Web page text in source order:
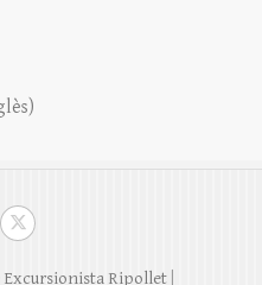
Excursionista Ripollet